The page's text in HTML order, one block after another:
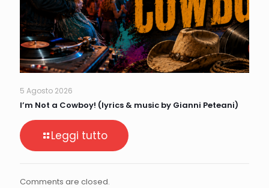
5 Agosto 2026
I’m Not a Cowboy! (lyrics & music by Gianni Peteani)
Leggi tutto
Comments are closed.